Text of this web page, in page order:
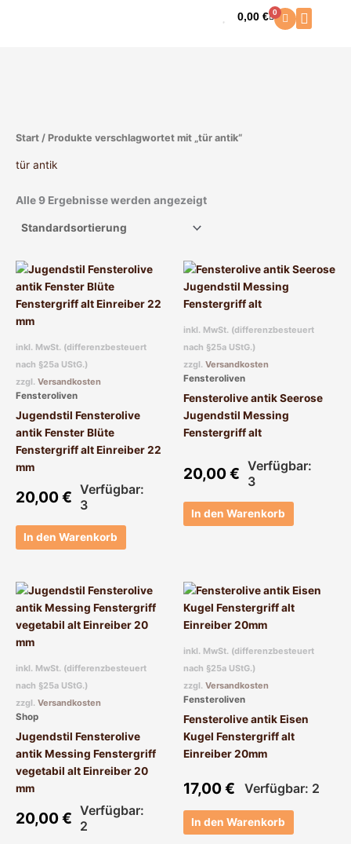
0,00€ 0
Warenkorb
Start / Produkte verschlagwortet mit „tür antik“
tür antik
Alle 9 Ergebnisse werden angezeigt
inkl. MwSt. (differenzbesteuert
nach §25a UStG.)
zzgl. Versandkosten
Fensteroliven
Jugendstil Fensterolive
antik Fenster Blüte
Fenstergriff alt Einreiber 22
mm
20,00€ Verfügbar:
3
In den Warenkorb
inkl. MwSt. (differenzbesteuert
nach §25a UStG.)
zzgl. Versandkosten
Fensteroliven
Fensterolive antik Seerose
Jugendstil Messing
Fenstergriff alt
20,00€ Verfügbar:
3
In den Warenkorb
inkl. MwSt. (differenzbesteuert
nach §25a UStG.)
zzgl. Versandkosten
Shop
Jugendstil Fensterolive
antik Messing Fenstergriff
vegetabil alt Einreiber 20
mm
20,00€ Verfügbar:
2
inkl. MwSt. (differenzbesteuert
nach §25a UStG.)
zzgl. Versandkosten
Fensteroliven
Fensterolive antik Eisen
Kugel Fenstergriff alt
Einreiber 20mm
17,00€ Verfügbar: 2
In den Warenkorb